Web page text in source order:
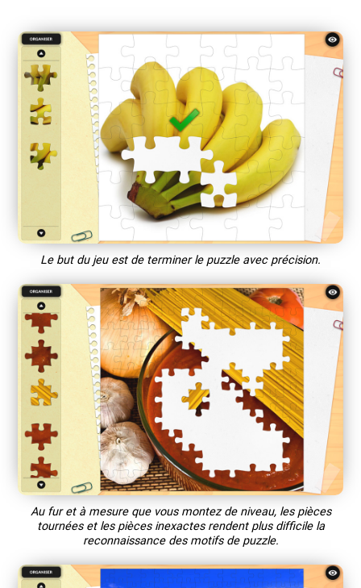
Le but du jeu est de terminer le puzzle avec précision.
Au fur et à mesure que vous montez de niveau, les pièces
tournées et les pièces inexactes rendent plus difficile la
reconnaissance des motifs de puzzle.